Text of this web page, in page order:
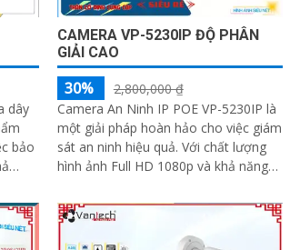
dây
bảo
CAMERA VP-5230IP ĐỘ PHÂN
GIẢI CAO
30%
2,800,000 ₫
Camera An Ninh IP POE VP-5230IP là
một giải pháp hoàn hảo cho việc giám
sát an ninh hiệu quả. Với chất lượng
hình ảnh Full HD 1080p và khả năng